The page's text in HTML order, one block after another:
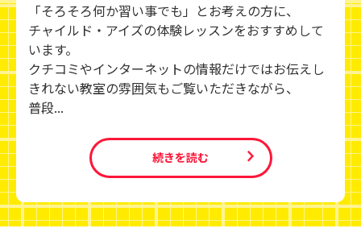
「そろそろ何か習い事でも」とお考えの方に、
チャイルド・アイズの体験レッスンをおすすめして
います。
クチコミやインターネットの情報だけではお伝えし
きれない教室の雰囲気もご覧いただきながら、
普段...
続きを読む